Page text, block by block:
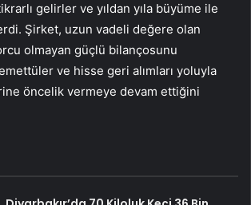
gelirler ve yıldan yıla büyüme ile
Şirket, uzun vadeli değere olan
olmayan güçlü bilançosunu
ve hisse geri alımları yoluyla
öncelik vermeye devam ettiğini